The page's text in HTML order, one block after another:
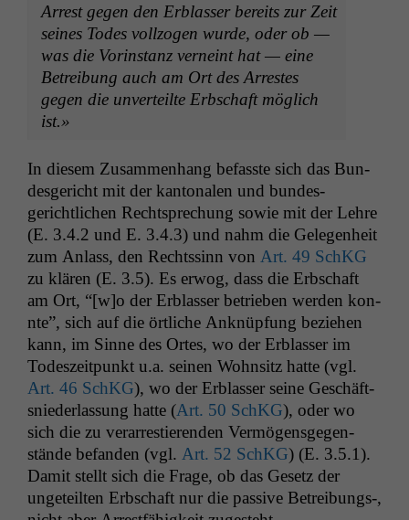
Arrest gegen den Erblass­er bere­its zur Zeit
seines Todes vol­l­zo­gen wurde, oder ob —
was die Vorin­stanz verneint hat — eine
Betrei­bung auch am Ort des Arrestes
gegen die unverteilte Erb­schaft möglich
ist.»
In diesem Zusam­men­hang befasste sich das Bun­
des­gericht mit der kan­tonalen und bun­des­
gerichtlichen Recht­sprechung sowie mit der Lehre
(E. 3.4.2 und E. 3.4.3) und nahm die Gele­gen­heit
zum Anlass, den Rechtssinn von Art. 49 SchKG
zu klären (E. 3.5). Es erwog, dass die Erb­schaft
am Ort, “[w]o der Erblass­er betrieben wer­den kon­
nte”, sich auf die örtliche Anknüp­fung beziehen
kann, im Sinne des Ortes, wo der Erblass­er im
Todeszeit­punkt u.a. seinen Wohn­sitz hat­te (vgl.
Art. 46 SchKG), wo der Erblass­er seine Geschäft­
snieder­las­sung hat­te (Art. 50 SchKG), oder wo
sich die zu ver­ar­restieren­den Ver­mö­gens­ge­gen­
stände befan­den (vgl. Art. 52 SchKG) (E. 3.5.1).
Damit stellt sich die Frage, ob das Gesetz der
ungeteil­ten Erb­schaft nur die pas­sive Betreibungs‑,
Statistiken
Um unsere
Website zu
verbessern,
statistische
Daten auf.
Funktionalität
Einige
Funktionen auf
dieser Website
sind optional.
Wenn Sie
diese Option
deaktivieren,
kann die
Website nicht
zu 100%
funktionieren.